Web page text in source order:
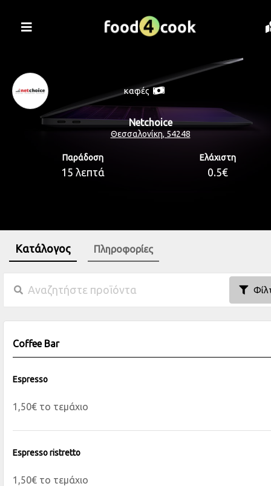
καφές
Netchoice
Θεσσαλονίκη, 54248
Παράδοση
15 λεπτά
Ελάχιστη
0.5€
Κατάλογος Πληροφορίες
Coffee Bar
Espresso
1,50€ το τεμάχιο
Espresso ristretto
1,50€ το τεμάχιο